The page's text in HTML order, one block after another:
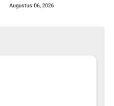
Polantas KARIB Kobarkan
Augustus 06, 2026